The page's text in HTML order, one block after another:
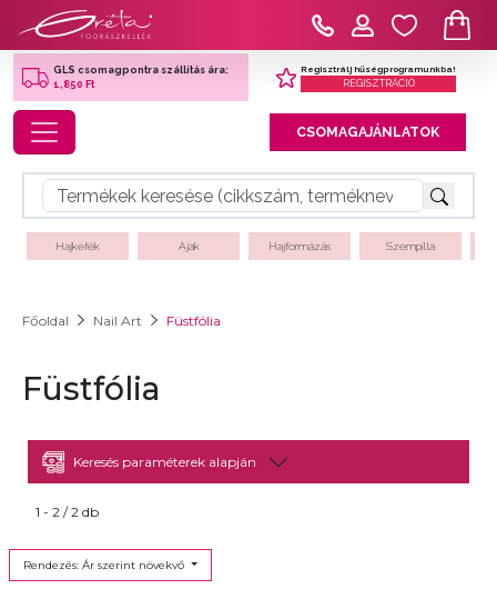
GLS csomagpontra szállítás ára:
1,850 Ft
Regisztrálj hűségprogramunkba!
REGISZTRÁCIÓ
Toggle navigation CSOMAGAJÁNLATOK
Hajkefék Ajak Hajformázás Szempilla
Főoldal Nail Art Füstfólia
Füstfólia
Keresés paraméterek alapján
1 - 2 / 2 db
Rendezés: Ár szerint növekvő